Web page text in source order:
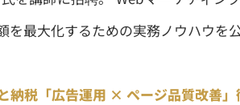
を最大化するための実務ノウハウを公
納税「広告運用 × ページ品質改善」